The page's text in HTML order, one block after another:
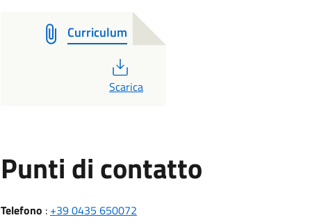
Curriculum
PDF
Scarica
Punti di contatto
Telefono : +39 0435 650072